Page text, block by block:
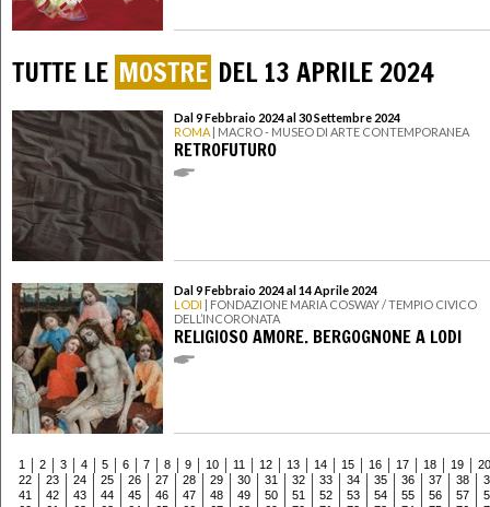
TUTTE LE MOSTRE DEL 13 APRILE 2024
Dal 9 Febbraio 2024 al 30 Settembre 2024
ROMA | MACRO - MUSEO DI ARTE CONTEMPORANEA
RETROFUTURO
Dal 9 Febbraio 2024 al 14 Aprile 2024
LODI | FONDAZIONE MARIA COSWAY / TEMPIO CIVICO
DELL’INCORONATA
RELIGIOSO AMORE. BERGOGNONE A LODI
1 2 3 4 5 6 7 8 9 10 11 12 13 14 15 16 17 18 19
20
22
23 24 25 26 27 28 29 30 31 32 33 34 35 36 37 38
41
42 43 44 45 46 47 48 49 50 51 52 53 54 55 56 57